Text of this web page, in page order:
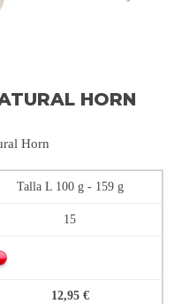
HORN
Horn
Talla L 100 g - 159 g
15
12,95 €